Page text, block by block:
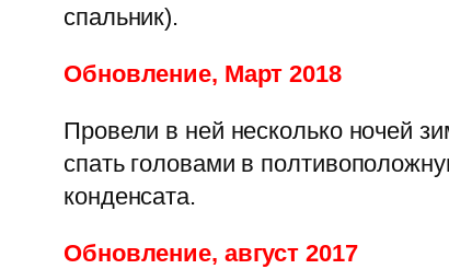
спальник).
Обновление, Март 2018
Провели в ней несколько ночей
спать головами в
конденсата.
Обновление, август 2017